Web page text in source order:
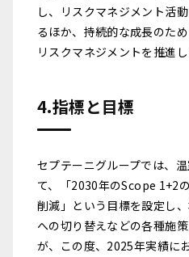
し、リスクマネジメント活
るほか、持続的な成長のた
リスクマネジメントを推進し
4.指標と目標
セプテーニグループでは、
て、「2030年のScope 1+2
削減」という目標を設定し
への切り替えなどの各種施
が、この度、2025年実績に